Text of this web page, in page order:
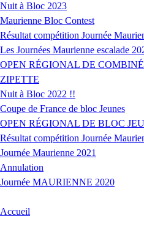
Nuit à Bloc 2023
Maurienne Bloc Contest
Résultat compétition Journée
Les Journées Maurienne escalade
OPEN RÉGIONAL DE
ZIPETTE
Nuit à Bloc 2022 !!
Coupe de France de bloc Jeunes
OPEN RÉGIONAL DE BLOC
Résultat compétition Journée
Journée Maurienne 2021
Annulation
Journée MAURIENNE 2020
Accueil